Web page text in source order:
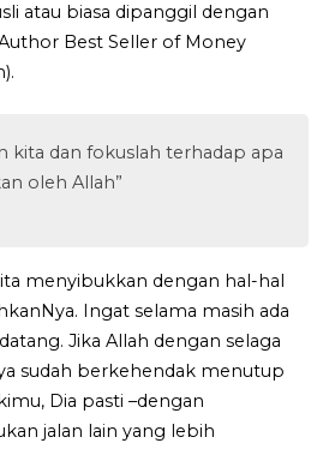
atau biasa dipanggil dengan
Best Seller of Money
kita dan fokuslah terhadap apa
oleh Allah”
menyibukkan dengan hal-hal
Ingat selama masih ada
Jika Allah dengan selaga
sudah berkehendak menutup
Dia pasti –dengan
jalan lain yang lebih